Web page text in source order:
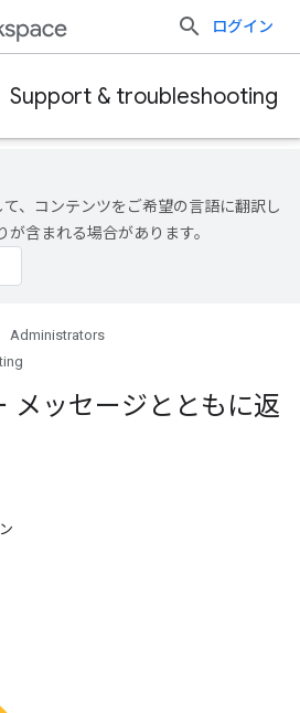
ログイン
Support & troubleshooting
、コンテンツをご希望の言語に翻訳し
含まれる場合があります。
Administrators
メッセージとともに返